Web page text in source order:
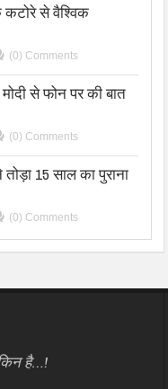
कटोरे से वैश्विक
(0) Comments
से फोन पर की बात
(0) Comments
15 साल का पुराना
(0) Comments
है…!